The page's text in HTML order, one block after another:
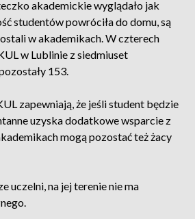
akademickie wyglądało jak
studentów powróciła do domu, są
w akademikach. W czterech
w Lublinie z siedmiuset
153.
zapewniają, że jeśli student będzie
uzyska dodatkowe wsparcie z
mogą pozostać też żacy
uczelni, na jej terenie nie ma